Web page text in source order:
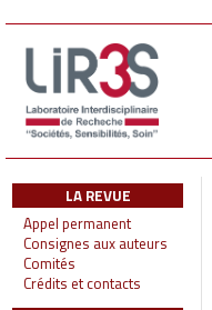
LA REVUE
Appel permanent
Consignes aux auteurs
Comités
Crédits et contacts